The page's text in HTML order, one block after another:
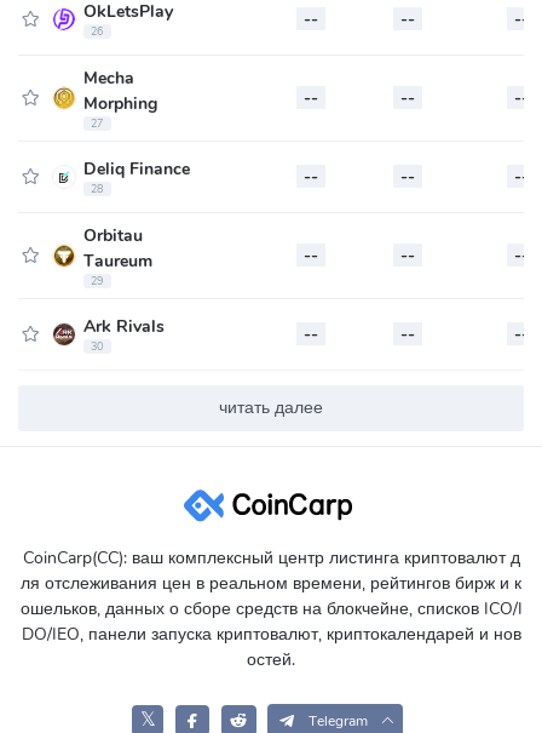
OkLetsPlay
26
-- -- --
Mecha
Morphing
27
-- -- --
Deliq Finance
28
-- -- --
Orbitau
Taureum
29
-- -- --
Ark Rivals
30
-- -- --
читать далее
CoinCarp(CC): ваш комплексный центр листинга криптовалют д
ля отслеживания цен в реальном времени, рейтингов бирж и к
ошельков, данных о сборе средств на блокчейне, списков ICO/I
DO/IEO, панели запуска криптовалют, криптокалендарей и нов
остей.
𝕏 Telegram